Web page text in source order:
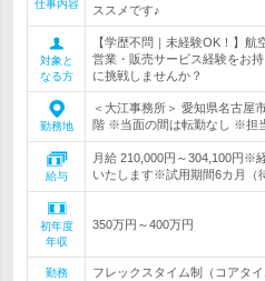
仕事内容
ススメです♪
対象と
なる方
【学歴不問｜未経験OK！】航
営業・販売サービス経験をお
に挑戦しませんか？
勤務地
＜大江事務所＞ 愛知県名古屋
階 ※当面の間は転勤なし ※担
給与
月給 210,000円～304,100円※
いたします※試用期間6カ月（
初年度
年収
350万円～400万円
勤務
フレックスタイム制（コアタ